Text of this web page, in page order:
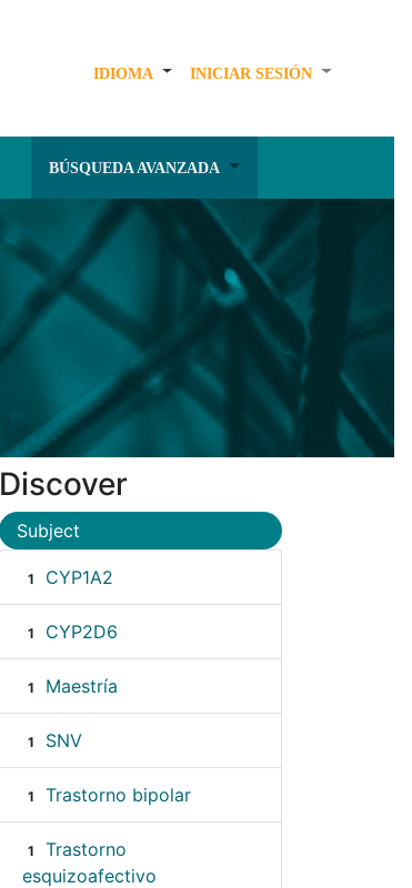
IDIOMA INICIAR SESIÓN
BÚSQUEDA AVANZADA
Discover
Subject
1 CYP1A2
1 CYP2D6
1 Maestría
1 SNV
1 Trastorno bipolar
1
Trastorno
esquizoafectivo